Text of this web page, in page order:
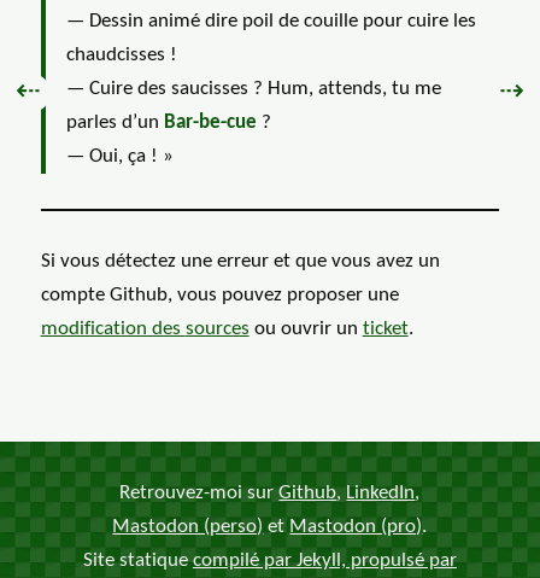
— Dessin animé dire poil de couille pour cuire les
chaudcisses !
— Cuire des saucisses ? Hum, attends, tu me
parles d’un Bar-be-cue ?
— Oui, ça ! »
Si vous détectez une erreur et que vous avez un
compte Github, vous pouvez proposer une
modification des sources ou ouvrir un ticket.
Précédent :
⇠ ⇢
Retrouvez-moi surGithub, LinkedIn,
Mastodon (perso) et Mastodon (pro).
Site statique compilé par Jekyll, propulsé par